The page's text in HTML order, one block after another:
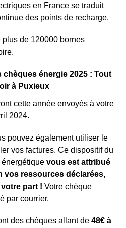
en France se traduit
des points de recharge.
plus de 120000 bornes
chèques énergie 2025 : Tout
à Puxieux
cette année envoyés à votre
2024.
pouvez également utiliser le
vos factures. Ce dispositif du
vous est attribué
vos ressources déclarées,
part ! Votre chèque
par courrier.
des chèques allant de 48€ à